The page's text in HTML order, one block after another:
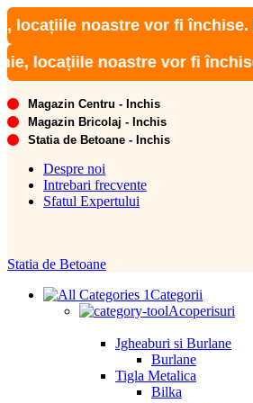
noastre vor fi închise. Ne
noastre vor fi închise. Ne
Magazin Centru - Inchis
Magazin Bricolaj - Inchis
Statia de Betoane - Inchis
Despre noi
Intrebari frecvente
Sfatul Expertului
Statia de Betoane
Categorii
Acoperisuri
Jgheaburi si Burlane
Burlane
Tigla Metalica
Bilka